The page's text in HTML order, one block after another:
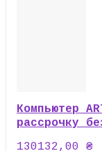
Компьютер
рассрочку
130132,00 ₴